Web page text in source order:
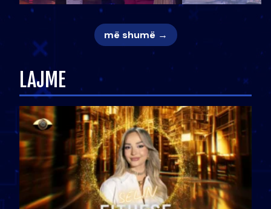
më shumë →
LAJME